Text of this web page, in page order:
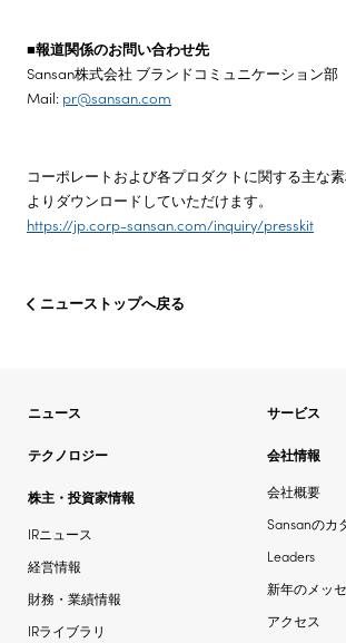
■報道関係のお問い合わせ先
Sansan株式会社 ブランドコミュニケーション
Mail: pr@sansan.com
コーポレートおよび各プロダクトに関する主な
よりダウンロードしていただけます。
https://jp.corp-sansan.com/inquiry/presskit
ニューストップへ戻る
ニュース サービス
テクノロジー
会社情報
会社概要
Sansanのカ
Leaders
新年のメッ
アクセス
株主・投資家情報
IRニュース
経営情報
財務・業績情報
IRライブラリ